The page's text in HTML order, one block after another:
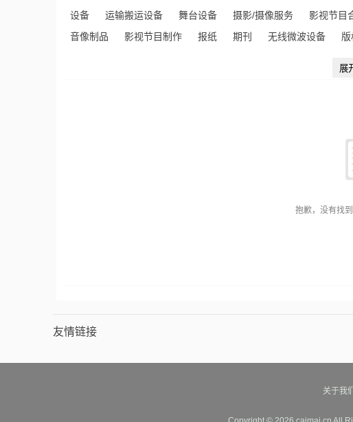
设备
运输搬运设备 舞台设备 摄影/摄像服务 影视节目
音像制品
影视节目制作 报纸 期刊 无线微波设备
展
抱歉，没有找
友情链接
关于我们